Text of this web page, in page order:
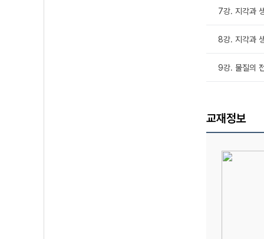
7강. 지각과
8강. 지각과
9강. 물질의
교재정보